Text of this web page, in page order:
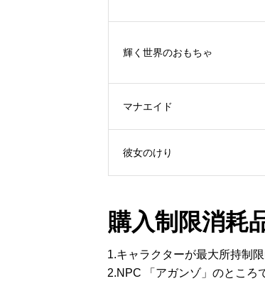
輝く世界のおもちゃ
マナエイド
彼女のけり
購入制限消耗
1.キャラクターが最大所持制
2.NPC 「アガンゾ」のところ